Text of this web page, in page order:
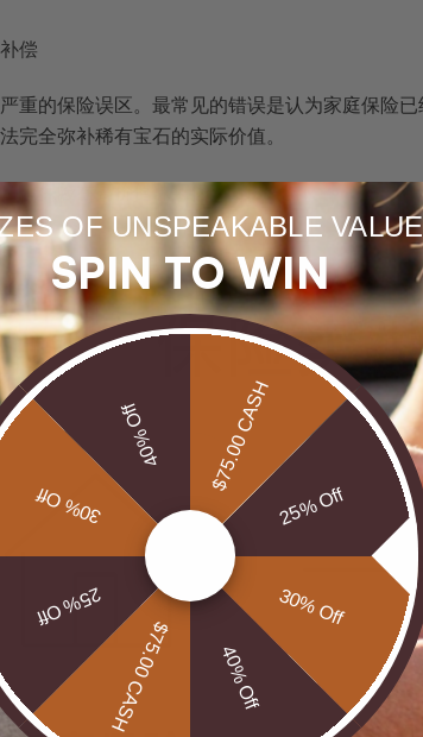
偿
重的保险误区。最常见的错误是认为家庭保险
完全弥补稀有宝石的实际价值。
宝保险在高价值珠宝保障上的差异：
OF UNSPEAKABLE
SPIN TO WIN
$75.00 CASH
25% Off
30% Off
40% Off
$75.00 CASH
25% Off
30% Off
40% Off